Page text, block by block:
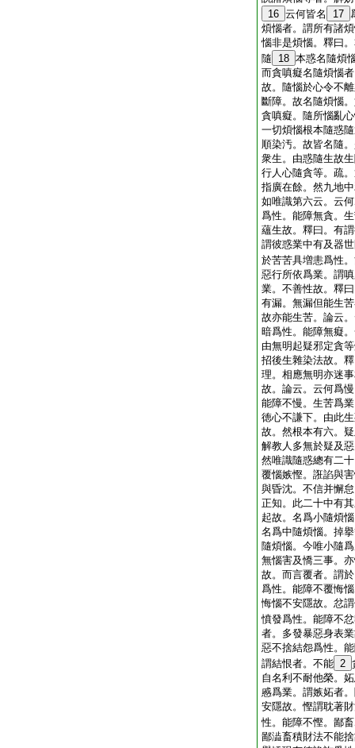
16 云何皆名 17
煩惱者。謂所有諸
惱非是煩惱。釋曰
隨
18 本惑名隨煩
而貪嗔癡名隨煩惱
故。隨惱於心令不
斷障。故名隨煩惱
貪嗔癡。隨所惱亂
一切煩惱根本隨惑
順染汚。故皆名隨
衆生。由惑隨生故
行人心隨貪等。疏
指廣在餘。然九地
如唯識第六云。云
爲性。能障無貪。
蘊生故。釋曰。有
謂彼惑業中有及器
於苦苦具増恚爲性
惡行所依爲業。謂
業。不善性故。釋
有漏。無漏但能生
故亦能生苦。論云
暗爲性。能障無癡
由無明起疑邪定貪
招後生雜染法故。
理。相應無明亦迷
故。論云。云何爲
能障不慢。生苦爲
徳心不謙下。由此
故。然根本有六。
解教人多無於疑及
然唯識隨惑總有二
覆惱嫉慳。誑諂與
與昏沈。不信并懈
正知。此二十中有
起故。名爲小隨煩
名爲中隨煩惱。掉
隨煩惱。今唯小隨
無惱害及憍三事。
故。而言覆者。謂
爲性。能障不覆悔
悔惱不安隱故。忿
憤發爲性。能障不
者。多發暴惡身表
惡不捨結怨爲性。
謂結恨者。不能 2
自名利不耐他榮。
慼爲業。謂嫉妬者
安隱故。慳謂耽著
性。能障不慳。鄙
鄙澁畜積財法不能